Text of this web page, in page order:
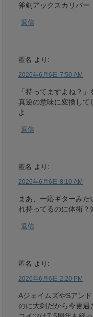
斧剣アックスカリバー
返信
匿名 より:
2026年6月6日 7:50 AM
「持ってますよね？
真逆の意味に変換して
よ
返信
匿名 より:
2026年6月6日 8:10 AM
まあ、一応ギターみた
れ持ってるのに体術？
返信
匿名 より:
2026年6月6日 2:20 PM
AジェイムズやSアン
のに大剣だから今更過